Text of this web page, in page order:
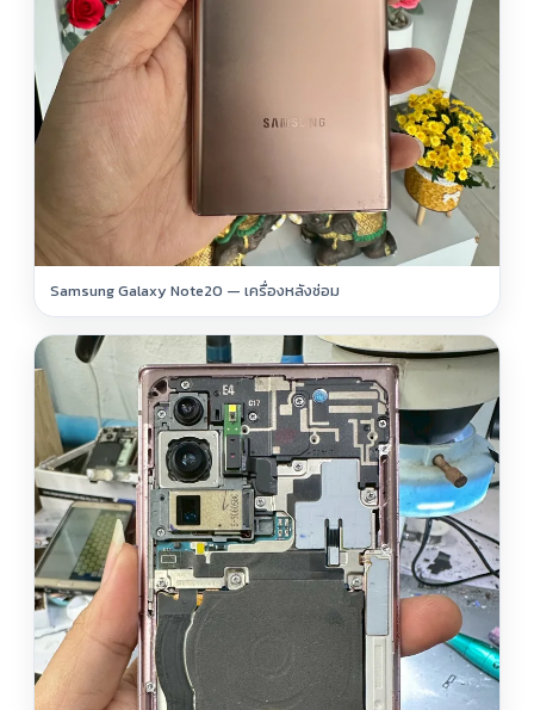
Samsung Galaxy Note20 — เครื่องหลังซ่อม